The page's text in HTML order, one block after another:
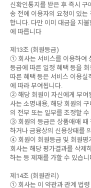
신확인통지를 받은 후 즉시 구
송 전에 이용자의 요청이 있는
합니다. 다만 이미 대금을 지
에 따릅니다
제13조 (회원등급)
① 회사는 서비스를 이용하여
등급에 따른 일정 혜택 등을
따른 혜택 등은 서비스 이용
에 따라 부여됩니다.
② 해당 회원이 자신에게 부여
사는 소명내용, 해당 회원의
의 전부 또는 일부를 조정할 수
③ 회원의 등급은 상품매매 때
하거나 금융상의 신용상태를
④ 회원이 회원등급 및 회원평
회사는 해당 평가결과를 삭제
하는 등 제재를 가할 수 있습니
제14조 (회원관리)
① 회사는 이 약관과 관계 법령